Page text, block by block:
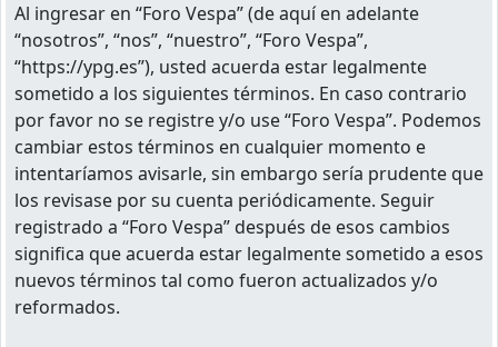
Al ingresar en “Foro Vespa” (de aquí en adelante
“nosotros”, “nos”, “nuestro”, “Foro Vespa”,
“https://ypg.es”), usted acuerda estar legalmente
sometido a los siguientes términos. En caso contrario
por favor no se registre y/o use “Foro Vespa”. Podemos
cambiar estos términos en cualquier momento e
intentaríamos avisarle, sin embargo sería prudente que
los revisase por su cuenta periódicamente. Seguir
registrado a “Foro Vespa” después de esos cambios
significa que acuerda estar legalmente sometido a esos
nuevos términos tal como fueron actualizados y/o
reformados.